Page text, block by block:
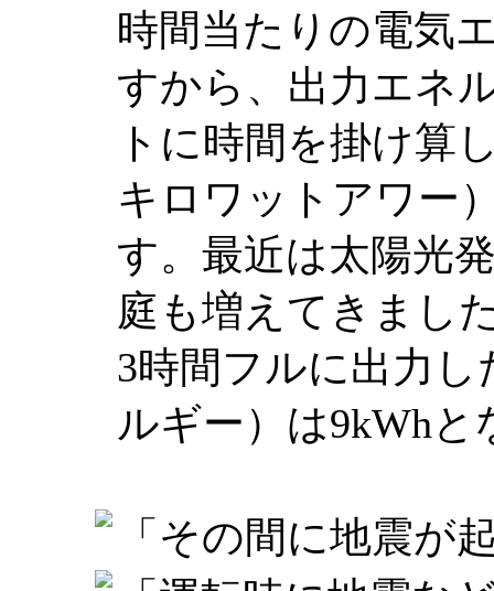
時間当たりの電気
すから、出力エネ
トに時間を掛け算
キロワットアワー
す。最近は太陽光
庭も増えてきまし
3時間フルに出力
ルギー）は9kWhと
「その間に地震が